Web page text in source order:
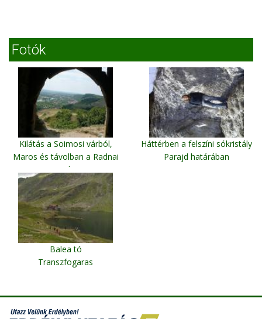
Fotók
Kilátás a Soimosi várból,
Maros és távolban a Radnai
templom
Soimos (Arad megye)
Háttérben a felszíni sókristály
Parajd határában
Balea tó
Transzfogaras